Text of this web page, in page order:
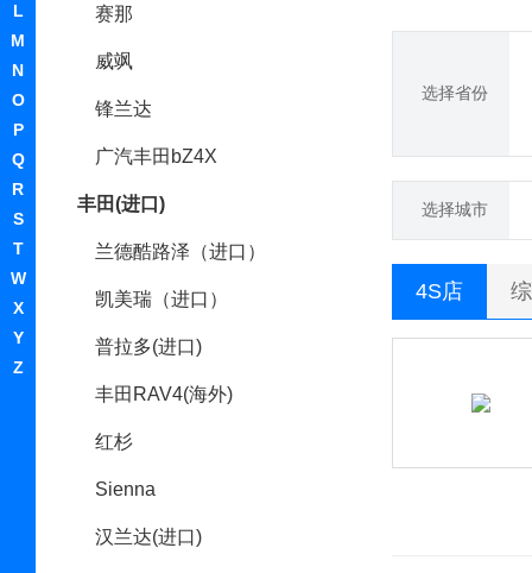
L
M
N
O
P
Q
R
S
T
W
X
Y
Z
赛那
威飒
锋兰达
广汽丰田bZ4X
丰田(进口)
兰德酷路泽（进口）
凯美瑞（进口）
普拉多(进口)
丰田RAV4(海外)
红杉
Sienna
汉兰达(进口)
选择省份
选择城市
4S店